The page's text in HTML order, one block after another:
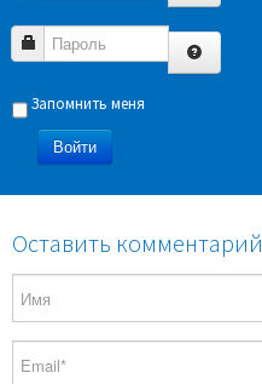
Пароль
Запомнить меня
Войти
Оставить комментарий